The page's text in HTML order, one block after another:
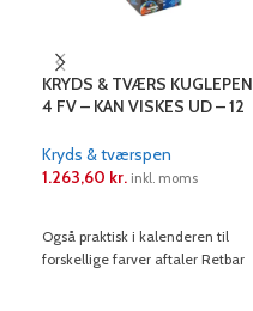
KRYDS & TVÆRS KUGLEPEN
4 FV – KAN VISKES UD – 12
Kryds & tværspen
1.263,60 kr. inkl. moms
Også praktisk i kalenderen til
forskellige farver aftaler Retbar